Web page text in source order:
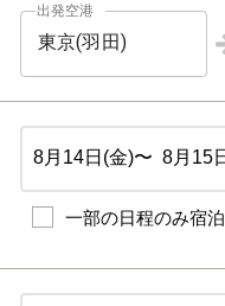
出発空港
一部の日程のみ宿泊